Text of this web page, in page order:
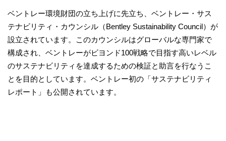
ベントレー環境財団の立ち上げに先立ち、ベントレー・サス
テナビリティ・カウンシル（Bentley Sustainability Council）が
設立されています。このカウンシルはグローバルな専門家で
構成され、ベントレーがビヨンド100戦略で目指す高いレベル
のサステナビリティを達成するための検証と助言を行なうこ
とを目的としています。ベントレー初の「サステナビリティ
レポート」も公開されています。